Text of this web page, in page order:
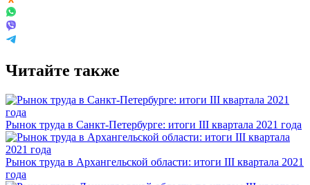
Читайте также
Рынок труда в Санкт-Петербурге: итоги III квартала 2021 года
Рынок труда в Архангельской области: итоги III квартала 2021
года